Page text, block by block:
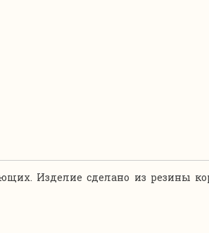
Изделие сделано из резины